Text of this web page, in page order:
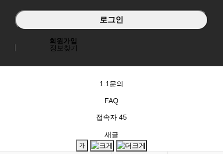
회원가입
정보찾기
1:1문의
FAQ
접속자 45
새글